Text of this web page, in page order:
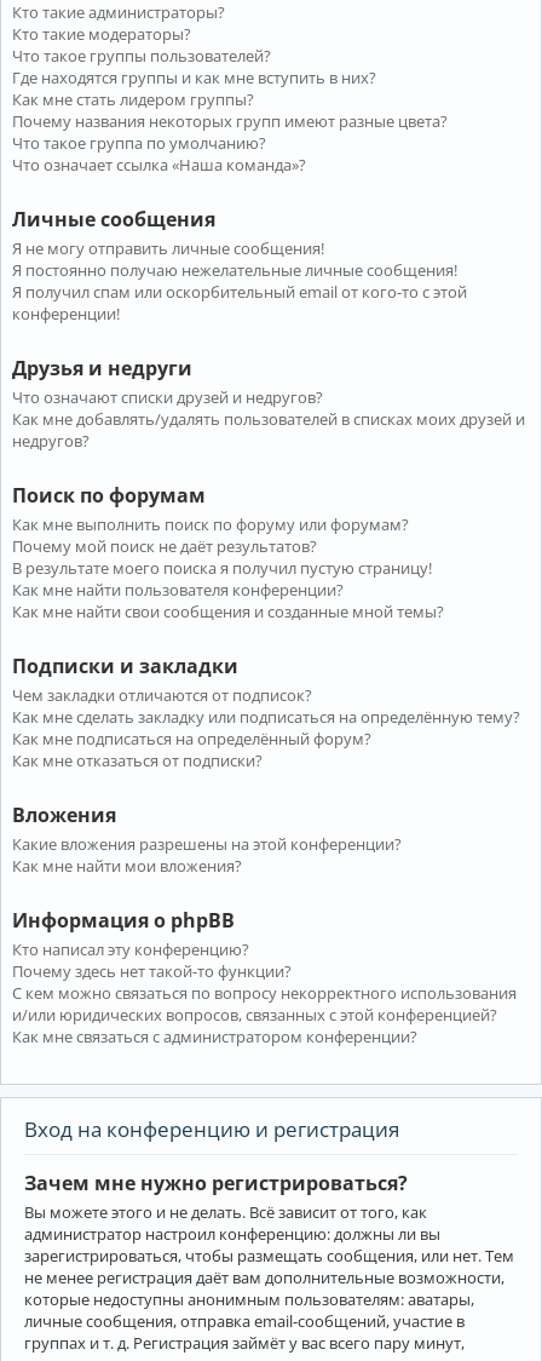
Кто такие администраторы?
Кто такие модераторы?
Что такое группы пользователей?
Где находятся группы и как мне вступить в них?
Как мне стать лидером группы?
Почему названия некоторых групп имеют разные цвета?
Что такое группа по умолчанию?
Что означает ссылка «Наша команда»?
Личные сообщения
Я не могу отправить личные сообщения!
Я постоянно получаю нежелательные личные сообщения!
Я получил спам или оскорбительный email от кого-то с этой
конференции!
Друзья и недруги
Что означают списки друзей и недругов?
Как мне добавлять/удалять пользователей в списках моих друзей и
недругов?
Поиск по форумам
Как мне выполнить поиск по форуму или форумам?
Почему мой поиск не даёт результатов?
В результате моего поиска я получил пустую страницу!
Как мне найти пользователя конференции?
Как мне найти свои сообщения и созданные мной темы?
Подписки и закладки
Чем закладки отличаются от подписок?
Как мне сделать закладку или подписаться на определённую тему?
Как мне подписаться на определённый форум?
Как мне отказаться от подписки?
Вложения
Какие вложения разрешены на этой конференции?
Как мне найти мои вложения?
Информация о phpBB
Кто написал эту конференцию?
Почему здесь нет такой-то функции?
С кем можно связаться по вопросу некорректного использования
и/или юридических вопросов, связанных с этой конференцией?
Как мне связаться с администратором конференции?
Вход на конференцию и регистрация
Зачем мне нужно регистрироваться?
Вы можете этого и не делать. Всё зависит от того, как
администратор настроил конференцию: должны ли вы
зарегистрироваться, чтобы размещать сообщения, или нет. Тем
не менее регистрация даёт вам дополнительные возможности,
которые недоступны анонимным пользователям: аватары,
личные сообщения, отправка email-сообщений, участие в
группах и т. д. Регистрация займёт у вас всего пару минут,